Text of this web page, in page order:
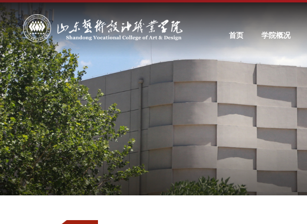
首页 学院概况